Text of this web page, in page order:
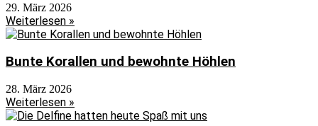
29. März 2026
Weiterlesen »
Bunte Korallen und bewohnte Höhlen
28. März 2026
Weiterlesen »